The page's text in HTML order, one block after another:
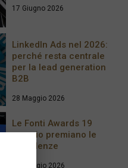
17 Giugno 2026
LinkedIn Ads nel 2026:
perché resta centrale
per la lead generation
B2B
28 Maggio 2026
Le Fonti Awards 19
maggio premiano le
Eccellenze
20 Maggio 2026